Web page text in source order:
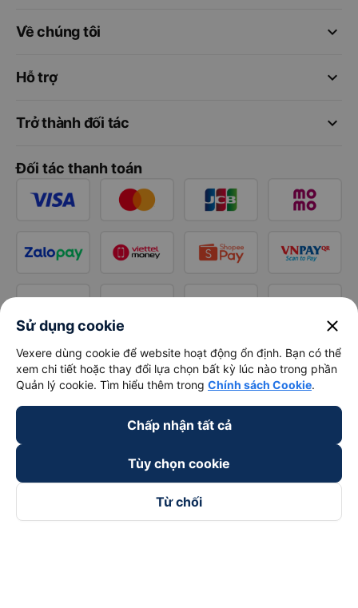
keyboard_arrow_down
Về chúng tôi
keyboard_arrow_down
Hỗ trợ
keyboard_arrow_down
Trở thành đối tác
Đối tác thanh toán
Sử dụng cookie close
Vexere dùng cookie để website hoạt động ổn định. Bạn có thể
xem chi tiết hoặc thay đổi lựa chọn bất kỳ lúc nào trong phần
Quản lý cookie. Tìm hiểu thêm trong Chính sách Cookie.
Chấp nhận tất cả
Tùy chọn cookie
Từ chối